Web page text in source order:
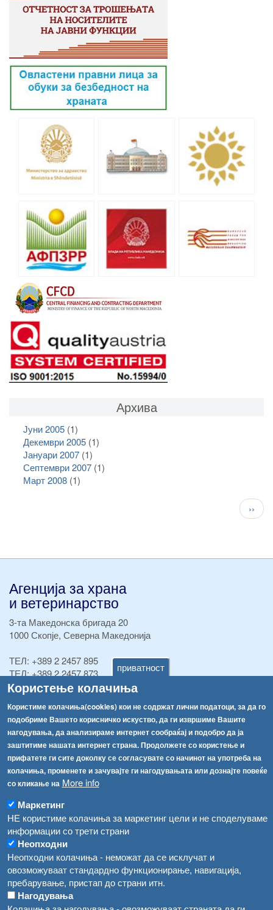
приватност
Користење колачиња
Користиме колачиња(cookies) кои не содржат лични податоци, за да го
подобриме Вашето корисничко искуство, да ги извршиме Вашите
нагодувања, да анализираме интернет сообраќај и подобро да ја
заштитиме нашата интернет страна. Продолжете со користење и
прифатете ги сите доколку се согласувате со начинот на употреба на
колачиња, променете и зачувајте ги нагодувањата или дознајте повеќе
со кликање на More info
Маркетинг
НЕ користиме колачиња за маркетинг цели и не споделуваме
информации со трети страни
Неопходни
Неопходни колачиња - неможат да се исклучат и
овозможуваат стандардно функционирање, навигација,
пребарување, пристап до страни итн.
Нагодувања
Архива
Јуни 2005(1)
Декември 2005(1)
Јануари 2007(1)
Септември 2007(1)
Март 2008(1)
››
Агенција за храна
и ветеринарство
3-та Македонска бригада 20
1000 Скопје, Северна Македонија
ТЕЛ: +389 2 2457 895
ТЕЛ:+389 2 2457 873
Факс:+389 2 2457 893
Факс:
info@fva.gov.mk
[АХВ-претходна страна]
Соопштенија
Високите температури ризик од труење со храна, опасни се и за животните
Во Гостивар спроведени 70 вонредни контроли
Забраната за водата во Гостивар останува на сила, операторите да користат само технички безбедна вода
Забранета за пиење водата од гостиварскиот водовод
Навигација
Архива
Обрасци
Забрани